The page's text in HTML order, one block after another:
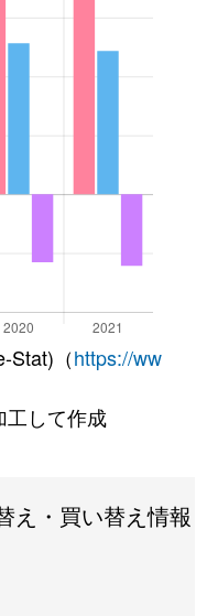
Stat)（https://ww
工して作成
え・買い替え情報